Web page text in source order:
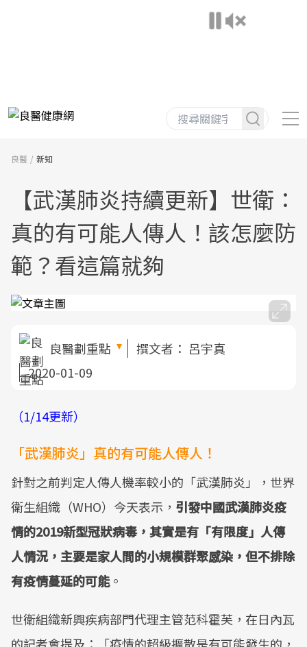
良醫 新知
【武漢肺炎持續更新】世衛：
真的有可能人傳人！該怎麼防
範？看這篇就夠
良醫劃重點 撰文者： 呂宇真
2020-01-09
（1/14更新）
「武漢肺炎」真的有可能人傳人！
針對之前判定人傳人機率較小的「武漢肺炎」，世界
衛生組織（WHO）今天表示， 引發中國武漢肺炎疫
情的2019新型冠狀病毒，其實是有「有限度」人傳
人情況，主要是家人間的小規模群聚感染，但不排除
有疫情蔓延的可能。
世衛組織新興疾病部門代理主管范科霍芙，在日內瓦